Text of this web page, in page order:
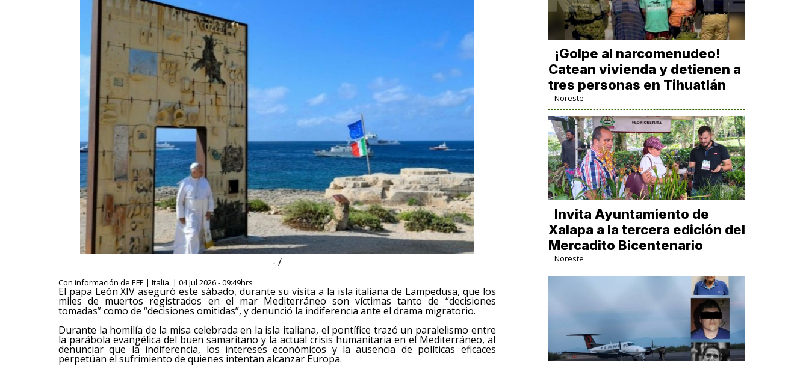
- /
Con información de EFE | Italia. | 04 Jul 2026 - 09:49hrs
El papa León XIV aseguró este sábado, durante su visita a la isla italiana de Lampedusa, que los
miles de muertos registrados en el mar Mediterráneo son víctimas tanto de “decisiones
tomadas” como de “decisiones omitidas”, y denunció la indiferencia ante el drama migratorio.
Durante la homilía de la misa celebrada en la isla italiana, el pontífice trazó un paralelismo entre
la parábola evangélica del buen samaritano y la actual crisis humanitaria en el Mediterráneo, al
denunciar que la indiferencia, los intereses económicos y la ausencia de políticas eficaces
perpetúan el sufrimiento de quienes intentan alcanzar Europa.
¡Golpe al narcomenudeo!
Catean vivienda y detienen a
tres personas en Tihuatlán
Noreste
Invita Ayuntamiento de
Xalapa a la tercera edición del
Mercadito Bicentenario
Noreste